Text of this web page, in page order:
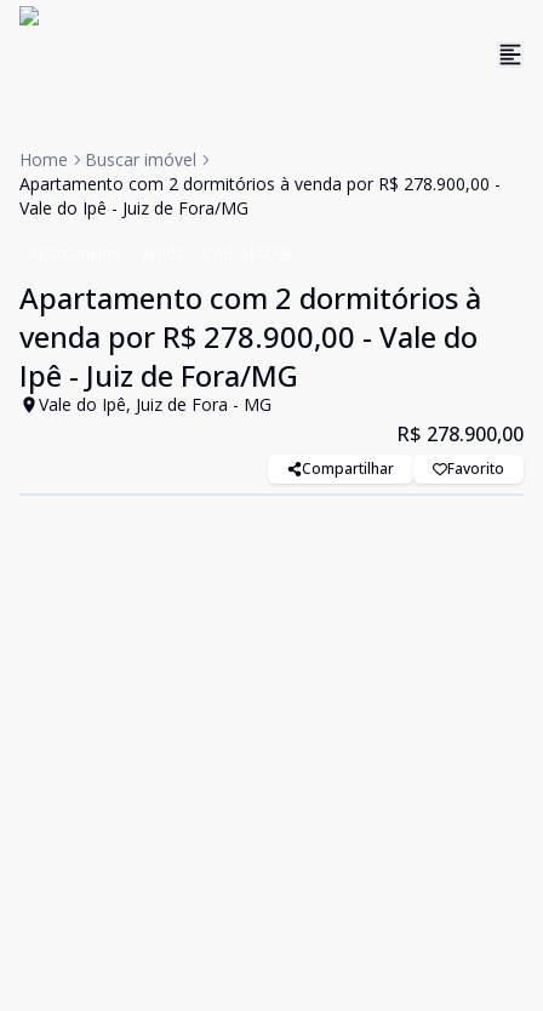
Home
Buscar imóvel
Apartamento com 2 dormitórios à venda por R$ 278.900,00 -
Vale do Ipê - Juiz de Fora/MG
Apartamento com 2 dormitórios à
venda por R$ 278.900,00 - Vale do
Ipê - Juiz de Fora/MG
Vale do Ipê, Juiz de Fora - MG
R$ 278.900,00
Compartilhar Favorito